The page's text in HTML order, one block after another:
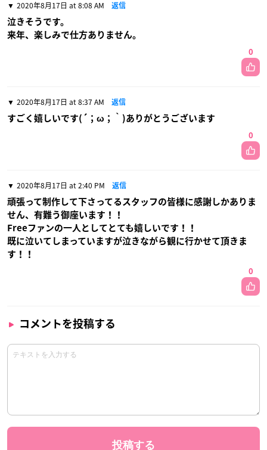
2020年8月17日 at 8:08 AM 返信
泣きそうです。
来年、楽しみで仕方ありません。
0
2020年8月17日 at 8:37 AM 返信
すごく嬉しいです(´；ω；｀)ありがとうございます
0
2020年8月17日 at 2:40 PM 返信
頑張って制作して下さってるスタッフの皆様に感謝しかありま
せん、有難う御座います！！
Freeファンの一人としてとても嬉しいです！！
既に泣いてしまっていますが泣きながら観に行かせて頂きま
す！！
0
コメントを投稿する